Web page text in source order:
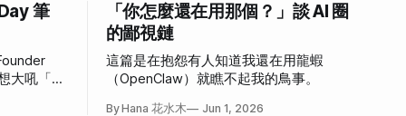
筆
大吼「我
「你怎麼還在用那個？」談 AI 圈
的鄙視鏈
這篇是在抱怨有人知道我還在用龍蝦
（OpenClaw）就瞧不起我的鳥事。
By Hana 花水木 Jun 1, 2026